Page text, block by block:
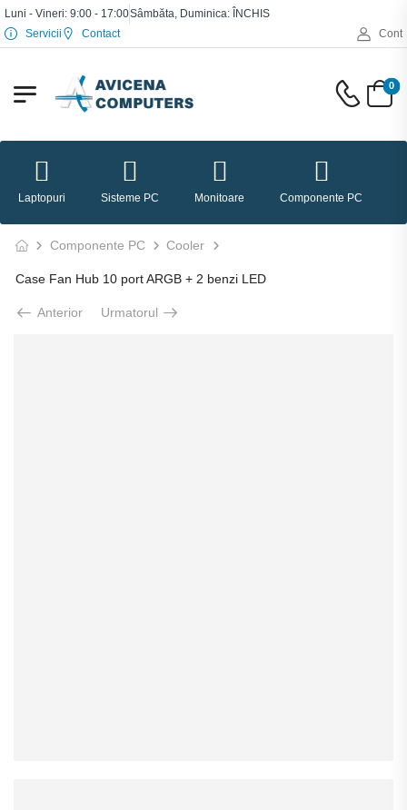
Luni - Vineri: 9:00 - 17:00Sâmbăta, Duminica: ÎNCHIS
Servicii
Contact Cont
0
Laptopuri Sisteme PC Monitoare Componente PC
Componente PC Cooler
Case Fan Hub 10 port ARGB + 2 benzi LED
Anterior Urmatorul